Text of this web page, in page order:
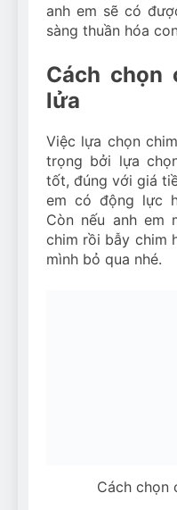
anh em sẽ có
sàng thuần hóa
Cách chọn
lửa
Việc lựa chọn
trọng bởi lựa
tốt, đúng với giá
em có động lực
Còn nếu anh em
chim rồi bẫy chim
mình bỏ qua nhé.
Cách chọn